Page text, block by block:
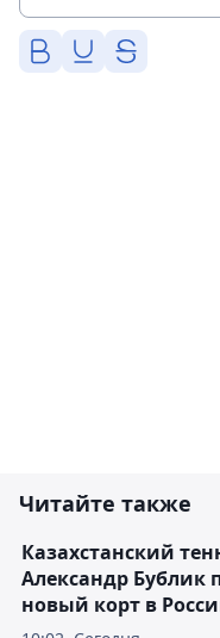
Читайте также
Казахстанский
Александр Бублик
новый корт в